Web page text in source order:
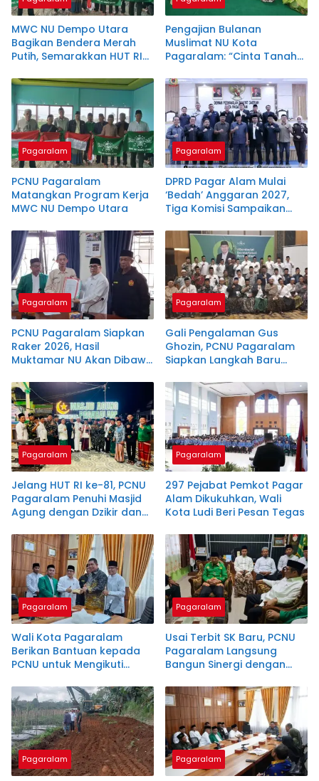
MWC NU Dempo Utara
Bagikan Bendera Merah
Putih, Semarakkan HUT RI
Pengajian Bulanan
Muslimat NU Kota
Pagaralam: “Cinta Tanah
Pagaralam
PCNU Pagaralam
Matangkan Program Kerja
MWC NU Dempo Utara
Pagaralam
DPRD Pagar Alam Mulai
‘Bedah’ Anggaran 2027,
Tiga Komisi Sampaikan
Pagaralam
PCNU Pagaralam Siapkan
Raker 2026, Hasil
Muktamar NU Akan Dibawa
Pagaralam
Gali Pengalaman Gus
Ghozin, PCNU Pagaralam
Siapkan Langkah Baru
Pagaralam
Jelang HUT RI ke-81, PCNU
Pagaralam Penuhi Masjid
Agung dengan Dzikir dan
Pagaralam
297 Pejabat Pemkot Pagar
Alam Dikukuhkan, Wali
Kota Ludi Beri Pesan Tegas
Pagaralam
Wali Kota Pagaralam
Berikan Bantuan kepada
PCNU untuk Mengikuti
Jombang
Pagaralam
Usai Terbit SK Baru, PCNU
Pagaralam Langsung
Bangun Sinergi dengan
Pagaralam Pagaralam